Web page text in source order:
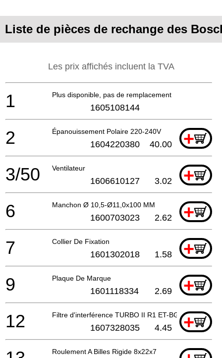
Liste de pièces de rechange des
Les prix affichés incluent la TVA
Plus disponible, pas de remplacement
1 1605108144
Épanouissement Polaire 220-240V +
2 1604220380 40.00
Ventilateur +
3/50 1606610127 3.02
Manchon Ø 10,5-Ø11,0x100 MM +
6 1600703023 2.62
Collier De Fixation +
7 1601302018 1.58
Plaque De Marque +
9 1601118334 2.69
Filtre d'interférence TURBO II R1 ET-BG +
12 1607328035 4.45
Roulement A Billes Rigide 8x22x7